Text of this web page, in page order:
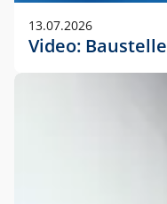
13.07.2026
Video: